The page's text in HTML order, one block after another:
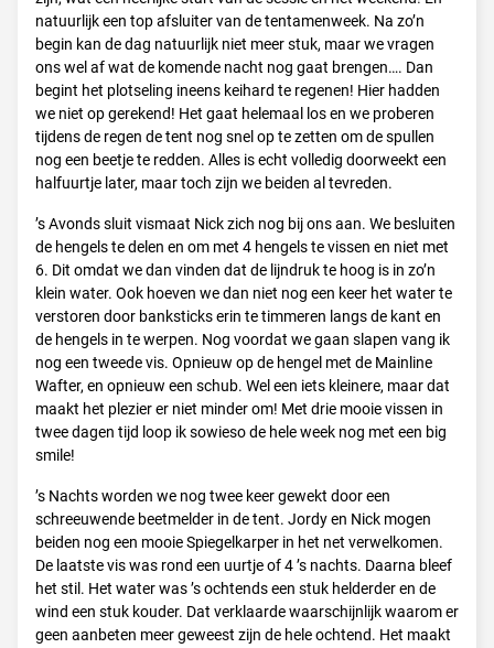
natuurlijk een top afsluiter van de tentamenweek. Na zo’n
begin kan de dag natuurlijk niet meer stuk, maar we vragen
ons wel af wat de komende nacht nog gaat brengen…. Dan
begint het plotseling ineens keihard te regenen! Hier hadden
we niet op gerekend! Het gaat helemaal los en we proberen
tijdens de regen de tent nog snel op te zetten om de spullen
nog een beetje te redden. Alles is echt volledig doorweekt een
halfuurtje later, maar toch zijn we beiden al tevreden.
’s Avonds sluit vismaat Nick zich nog bij ons aan. We besluiten
de hengels te delen en om met 4 hengels te vissen en niet met
6. Dit omdat we dan vinden dat de lijndruk te hoog is in zo’n
klein water. Ook hoeven we dan niet nog een keer het water te
verstoren door banksticks erin te timmeren langs de kant en
de hengels in te werpen. Nog voordat we gaan slapen vang ik
nog een tweede vis. Opnieuw op de hengel met de Mainline
Wafter, en opnieuw een schub. Wel een iets kleinere, maar dat
maakt het plezier er niet minder om! Met drie mooie vissen in
twee dagen tijd loop ik sowieso de hele week nog met een big
smile!
’s Nachts worden we nog twee keer gewekt door een
schreeuwende beetmelder in de tent. Jordy en Nick mogen
beiden nog een mooie Spiegelkarper in het net verwelkomen.
De laatste vis was rond een uurtje of 4 ’s nachts. Daarna bleef
het stil. Het water was ’s ochtends een stuk helderder en de
wind een stuk kouder. Dat verklaarde waarschijnlijk waarom er
geen aanbeten meer geweest zijn de hele ochtend. Het maakt